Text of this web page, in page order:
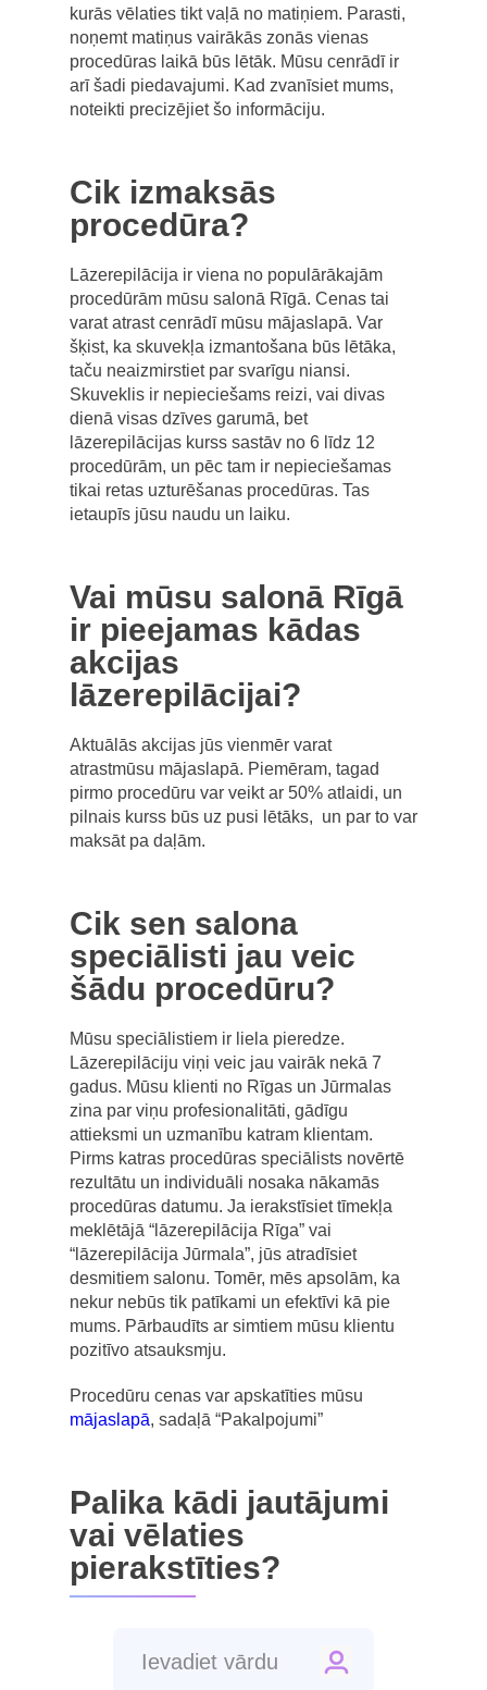
kurās vēlaties tikt vaļā no matiņiem. Parasti,
noņemt matiņus vairākās zonās vienas
procedūras laikā būs lētāk. Mūsu cenrādī ir
arī šadi piedavajumi. Kad zvanīsiet mums,
noteikti precizējiet šo informāciju.
Cik izmaksās
procedūra?
Lāzerepilācija ir viena no populārākajām
procedūrām mūsu salonā Rīgā. Cenas tai
varat atrast cenrādī mūsu mājaslapā. Var
šķist, ka skuvekļa izmantošana būs lētāka,
taču neaizmirstiet par svarīgu niansi.
Skuveklis ir nepieciešams reizi, vai divas
dienā visas dzīves garumā, bet
lāzerepilācijas kurss sastāv no 6 līdz 12
procedūrām, un pēc tam ir nepieciešamas
tikai retas uzturēšanas procedūras. Tas
ietaupīs jūsu naudu un laiku.
Vai mūsu salonā Rīgā
ir pieejamas kādas
akcijas
lāzerepilācijai?
Aktuālās akcijas jūs vienmēr varat
atrastmūsu mājaslapā. Piemēram, tagad
pirmo procedūru var veikt ar 50% atlaidi, un
pilnais kurss būs uz pusi lētāks, un par to var
maksāt pa daļām.
Cik sen salona
speciālisti jau veic
šādu procedūru?
Mūsu speciālistiem ir liela pieredze.
Lāzerepilāciju viņi veic jau vairāk nekā 7
gadus. Mūsu klienti no Rīgas un Jūrmalas
zina par viņu profesionalitāti, gādīgu
attieksmi un uzmanību katram klientam.
Pirms katras procedūras speciālists novērtē
rezultātu un individuāli nosaka nākamās
procedūras datumu. Ja ierakstīsiet tīmekļa
meklētājā “lāzerepilācija Rīga” vai
“lāzerepilācija Jūrmala”, jūs atradīsiet
desmitiem salonu. Tomēr, mēs apsolām, ka
nekur nebūs tik patīkami un efektīvi kā pie
mums. Pārbaudīts ar simtiem mūsu klientu
pozitīvo atsauksmju.
Procedūru cenas var apskatīties mūsu
mājaslapā, sadaļā “Pakalpojumi”
Palika kādi jautājumi
vai vēlaties
pierakstīties?